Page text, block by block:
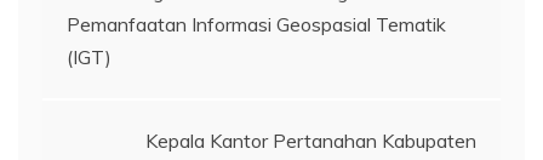
pos
Pemanfaatan Informasi Geospasial Tematik
(IGT)
Kepala Kantor Pertanahan Kabupaten